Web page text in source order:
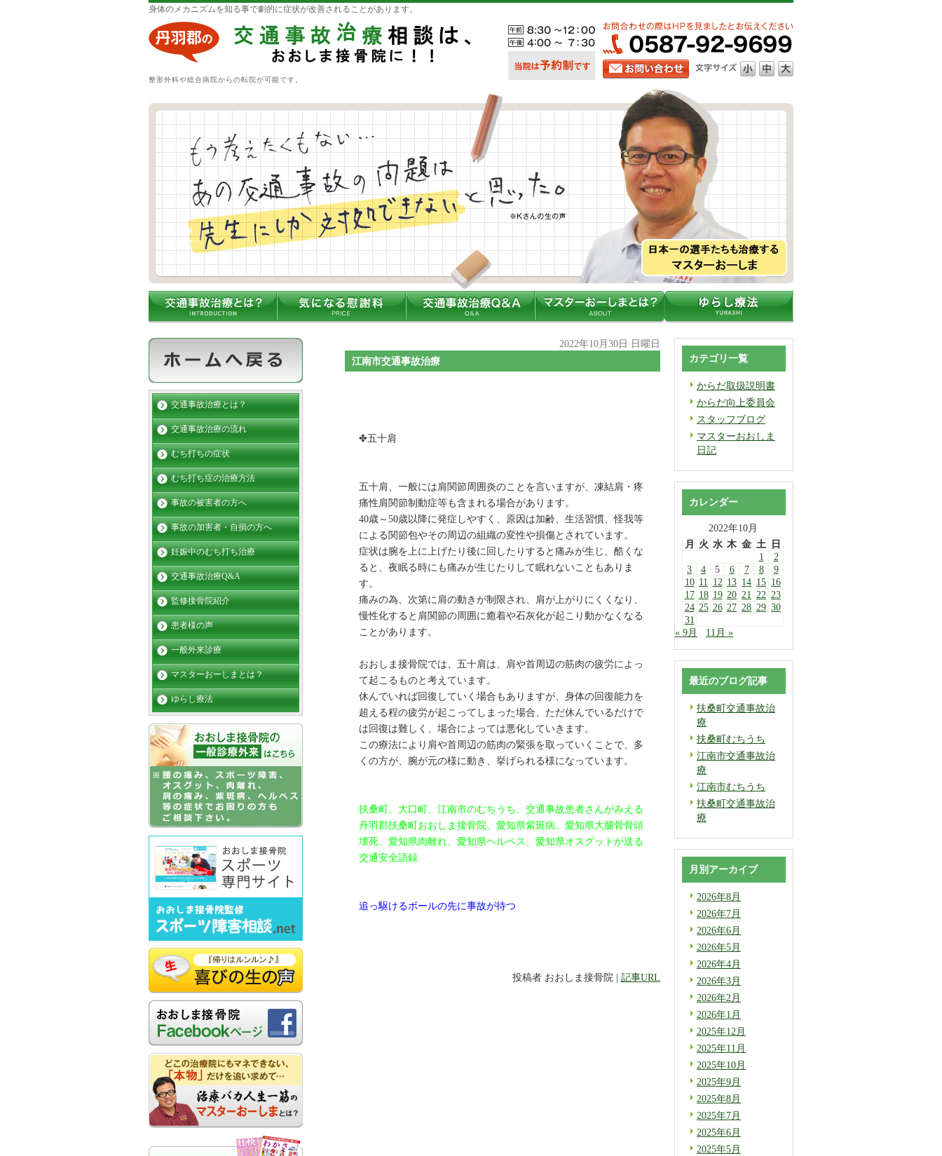
身体のメカニズムを知る事で劇的に症状が改善されることがあります。
整形外科や総合病院からの転院が可能です。
2022年10月30日 日曜日
江南市交通事故治療
✤五十肩
五十肩、一般には肩関節周囲炎のことを言いますが、凍結肩・疼
痛性肩関節制動症等も含まれる場合があります。
40歳～50歳以降に発症しやすく、原因は加齢、生活習慣、怪我等
による関節包やその周辺の組織の変性や損傷とされています。
症状は腕を上に上げたり後に回したりすると痛みが生じ、酷くな
ると、夜眠る時にも痛みが生じたりして眠れないこともありま
す。
痛みの為、次第に肩の動きが制限され、肩が上がりにくくなり、
慢性化すると肩関節の周囲に癒着や石灰化が起こり動かなくなる
ことがあります。
おおしま接骨院では、五十肩は、肩や首周辺の筋肉の疲労によっ
て起こるものと考えています。
休んでいれば回復していく場合もありますが、身体の回復能力を
超える程の疲労が起こってしまった場合、ただ休んでいるだけで
は回復は難しく、場合によっては悪化していきます。
この療法により肩や首周辺の筋肉の緊張を取っていくことで、多
くの方が、腕が元の様に動き、挙げられる様になっています。
扶桑町、大口町、江南市のむちうち、交通事故患者さんがみえる
丹羽郡扶桑町おおしま接骨院、愛知県紫斑病、愛知県大腿骨骨頭
壊死、愛知県肉離れ、愛知県ヘルペス、愛知県オスグットが送る
交通安全語録
追っ駆けるボールの先に事故が待つ
投稿者 おおしま接骨院 | 記事URL
カテゴリ一覧
からだ取扱説明書
からだ向上委員会
スタッフブログ
マスターおおしま
日記
カレンダー
2022年10月
月
火 水 木 金 土
日
1
2
3
4 5 6 7 8
9
10 11 12 13 14 15 16
17 18 19 20 21 22 23
24 25 26 27 28 29 30
31
« 9月
11月 »
最近のブログ記事
扶桑町交通事故治
療
扶桑町むちうち
江南市交通事故治
療
江南市むちうち
扶桑町交通事故治
療
月別アーカイブ
2026年8月
2026年7月
2026年6月
2026年5月
2026年4月
2026年3月
2026年2月
2026年1月
2025年12月
2025年11月
2025年10月
2025年9月
2025年8月
2025年7月
2025年6月
2025年5月
交通事故治療とは？
交通事故治療の流れ
むち打ちの症状
むち打ち症の治療方法
事故の被害者の方へ
事故の加害者・自損の方へ
妊娠中のむち打ち治療
交通事故治療Q&A
監修接骨院紹介
患者様の声
一般外来診療
マスターおーしまとは？
ゆらし療法